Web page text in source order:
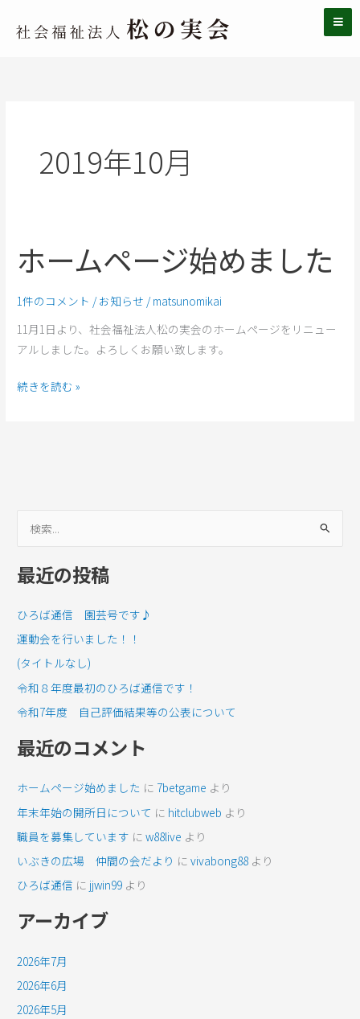
2019年10月
ホームページ始めました
1件のコメント /お知らせ /matsunomikai
11月1日より、社会福祉法人松の実会のホームページをリニュー
アルしました。よろしくお願い致します。
ー
ペ
ー
ジ
め
続きを読む »
対
:
最近の投稿
ひろば通信 園芸号です♪
運動会を行いました！！
(タイトルなし)
令和８年度最初のひろば通信です！
令和7年度 自己評価結果等の公表について
最近のコメント
ホームページ始めました に 7betgame より
年末年始の開所日について に hitclubweb より
職員を募集しています にw88live より
いぶきの広場 仲間の会だより にvivabong88 より
ひろば通信 に jjwin99 より
アーカイブ
2026年7月
2026年6月
2026年5月